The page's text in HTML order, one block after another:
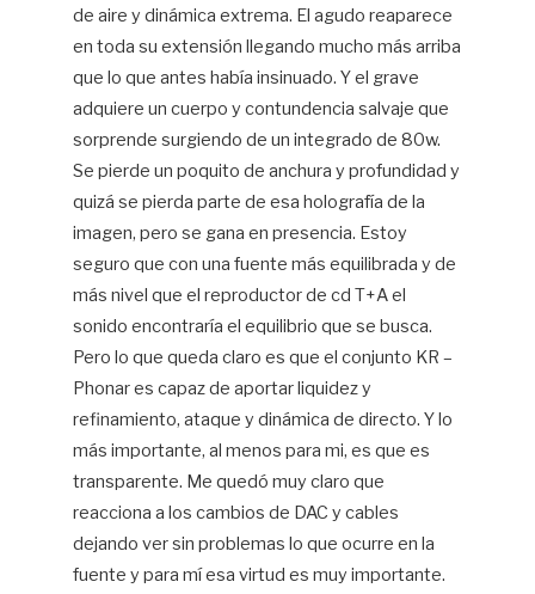
de aire y dinámica extrema. El agudo reaparece
en toda su extensión llegando mucho más arriba
que lo que antes había insinuado. Y el grave
adquiere un cuerpo y contundencia salvaje que
sorprende surgiendo de un integrado de 80w.
Se pierde un poquito de anchura y profundidad y
quizá se pierda parte de esa holografía de la
imagen, pero se gana en presencia. Estoy
seguro que con una fuente más equilibrada y de
más nivel que el reproductor de cd T+A el
sonido encontraría el equilibrio que se busca.
Pero lo que queda claro es que el conjunto KR –
Phonar es capaz de aportar liquidez y
refinamiento, ataque y dinámica de directo. Y lo
más importante, al menos para mi, es que es
transparente. Me quedó muy claro que
reacciona a los cambios de DAC y cables
dejando ver sin problemas lo que ocurre en la
fuente y para mí esa virtud es muy importante.